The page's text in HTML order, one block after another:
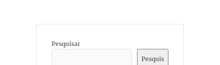
Pesquisar
Pesquis